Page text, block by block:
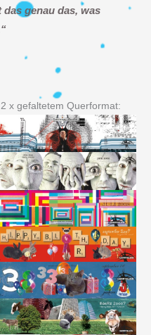
genau das, was
x gefaltetem Querformat: